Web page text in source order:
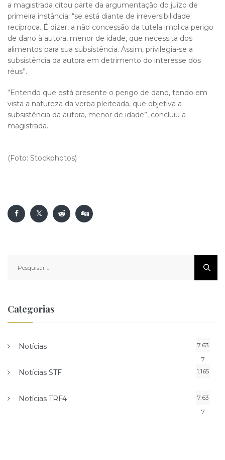
a magistrada citou parte da argumentação do juízo de
primeira instância: “se está diante de irreversibilidade
recíproca. É dizer, a não concessão da tutela implica perigo
de dano à autora, menor de idade, que necessita dos
alimentos para sua subsistência. Assim, privilegia-se a
subsistência da autora em detrimento do interesse dos
réus”.
“Entendo que está presente o perigo de dano, tendo em
vista a natureza da verba pleiteada, que objetiva a
subsistência da autora, menor de idade”, concluiu a
magistrada.
(Foto: Stockphotos)
por:
Categorias
Notícias
7.63
7
Notícias STF 1.165
Notícias TRF4
7.63
7